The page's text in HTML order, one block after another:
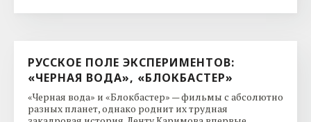
РУССКОЕ ПОЛЕ ЭКСПЕРИМЕНТОВ:
«ЧЕРНАЯ ВОДА», «БЛОКБАСТЕР»
«Черная вода» и «Блокбастер» — фильмы с абсолютно
разных планет, однако роднит их трудная